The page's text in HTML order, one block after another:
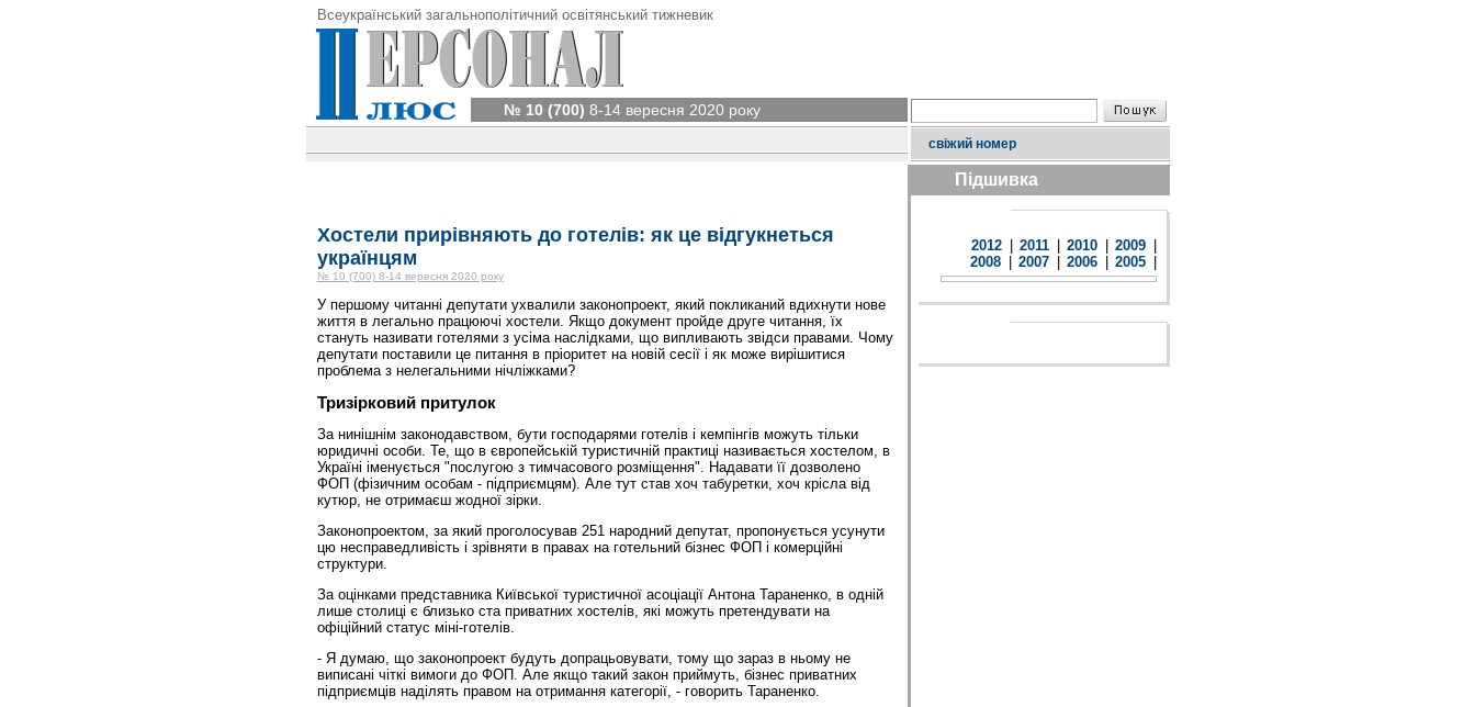
Всеукраїнський загальнополітичний освітянський тижневик
№ 10 (700) 8-14 вересня 2020 року
свіжий номер
Хостели прирівняють до готелів: як це відгукнеться
українцям
№ 10 (700) 8-14 вересня 2020 року
У першому читанні депутати ухвалили законопроект, який покликаний вдихнути нове
життя в легально працюючі хостели. Якщо документ пройде друге читання, їх
стануть називати готелями з усіма наслідками, що випливають звідси правами. Чому
депутати поставили це питання в пріоритет на новій сесії і як може вирішитися
проблема з нелегальними нічліжками?
Тризірковий притулок
За нинішнім законодавством, бути господарями готелів і кемпінгів можуть тільки
юридичні особи. Те, що в європейській туристичній практиці називається хостелом, в
Україні іменується "послугою з тимчасового розміщення". Надавати її дозволено
ФОП (фізичним особам - підприємцям). Але тут став хоч табуретки, хоч крісла від
кутюр, не отримаєш жодної зірки.
Законопроектом, за який проголосував 251 народний депутат, пропонується усунути
цю несправедливість і зрівняти в правах на готельний бізнес ФОП і комерційні
структури.
За оцінками представника Київської туристичної асоціації Антона Тараненко, в одній
лише столиці є близько ста приватних хостелів, які можуть претендувати на
офіційний статус міні-готелів.
- Я думаю, що законопроект будуть допрацьовувати, тому що зараз в ньому не
виписані чіткі вимоги до ФОП. Але якщо такий закон приймуть, бізнес приватних
підприємців наділять правом на отримання категорії, - говорить Тараненко.
Підшивка
2012 2011 2010 2009
2008
2007 2006 2005